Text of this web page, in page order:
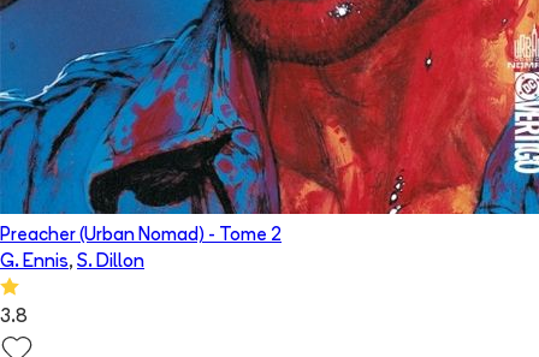
Preacher (Urban Nomad) - Tome 2
G. Ennis, S. Dillon
3.8